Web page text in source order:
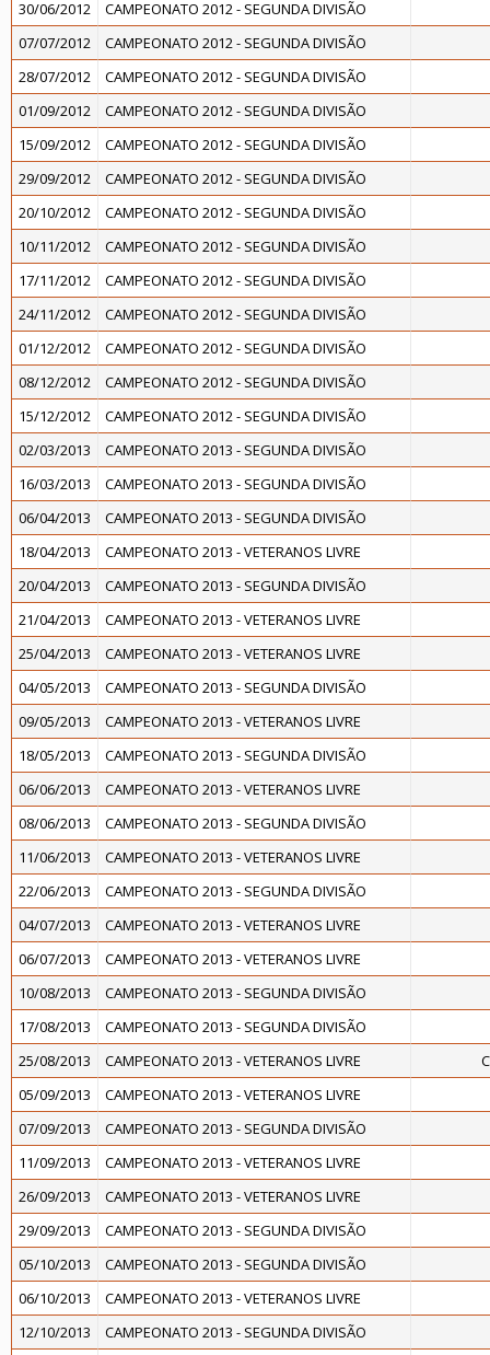
30/06/2012
CAMPEONATO 2012 - SEGUNDA DIVISÃO
07/07/2012
CAMPEONATO 2012 - SEGUNDA DIVISÃO
28/07/2012
CAMPEONATO 2012 - SEGUNDA DIVISÃO
01/09/2012
CAMPEONATO 2012 - SEGUNDA DIVISÃO
15/09/2012
CAMPEONATO 2012 - SEGUNDA DIVISÃO
29/09/2012
CAMPEONATO 2012 - SEGUNDA DIVISÃO
20/10/2012
CAMPEONATO 2012 - SEGUNDA DIVISÃO
10/11/2012
CAMPEONATO 2012 - SEGUNDA DIVISÃO
17/11/2012
CAMPEONATO 2012 - SEGUNDA DIVISÃO
24/11/2012
CAMPEONATO 2012 - SEGUNDA DIVISÃO
01/12/2012
CAMPEONATO 2012 - SEGUNDA DIVISÃO
08/12/2012
CAMPEONATO 2012 - SEGUNDA DIVISÃO
15/12/2012
CAMPEONATO 2012 - SEGUNDA DIVISÃO
02/03/2013
CAMPEONATO 2013 - SEGUNDA DIVISÃO
16/03/2013
CAMPEONATO 2013 - SEGUNDA DIVISÃO
06/04/2013
CAMPEONATO 2013 - SEGUNDA DIVISÃO
18/04/2013
CAMPEONATO 2013 - VETERANOS LIVRE
20/04/2013
CAMPEONATO 2013 - SEGUNDA DIVISÃO
21/04/2013
CAMPEONATO 2013 - VETERANOS LIVRE
25/04/2013
CAMPEONATO 2013 - VETERANOS LIVRE
04/05/2013
CAMPEONATO 2013 - SEGUNDA DIVISÃO
09/05/2013
CAMPEONATO 2013 - VETERANOS LIVRE
18/05/2013
CAMPEONATO 2013 - SEGUNDA DIVISÃO
06/06/2013
CAMPEONATO 2013 - VETERANOS LIVRE
08/06/2013
CAMPEONATO 2013 - SEGUNDA DIVISÃO
11/06/2013
CAMPEONATO 2013 - VETERANOS LIVRE
22/06/2013
CAMPEONATO 2013 - SEGUNDA DIVISÃO
04/07/2013
CAMPEONATO 2013 - VETERANOS LIVRE
06/07/2013
CAMPEONATO 2013 - VETERANOS LIVRE
10/08/2013
CAMPEONATO 2013 - SEGUNDA DIVISÃO
17/08/2013
CAMPEONATO 2013 - SEGUNDA DIVISÃO
25/08/2013
CAMPEONATO 2013 - VETERANOS LIVRE
05/09/2013
CAMPEONATO 2013 - VETERANOS LIVRE
07/09/2013
CAMPEONATO 2013 - SEGUNDA DIVISÃO
11/09/2013
CAMPEONATO 2013 - VETERANOS LIVRE
26/09/2013
CAMPEONATO 2013 - VETERANOS LIVRE
29/09/2013
CAMPEONATO 2013 - SEGUNDA DIVISÃO
05/10/2013
CAMPEONATO 2013 - SEGUNDA DIVISÃO
06/10/2013
CAMPEONATO 2013 - VETERANOS LIVRE
12/10/2013
CAMPEONATO 2013 - SEGUNDA DIVISÃO